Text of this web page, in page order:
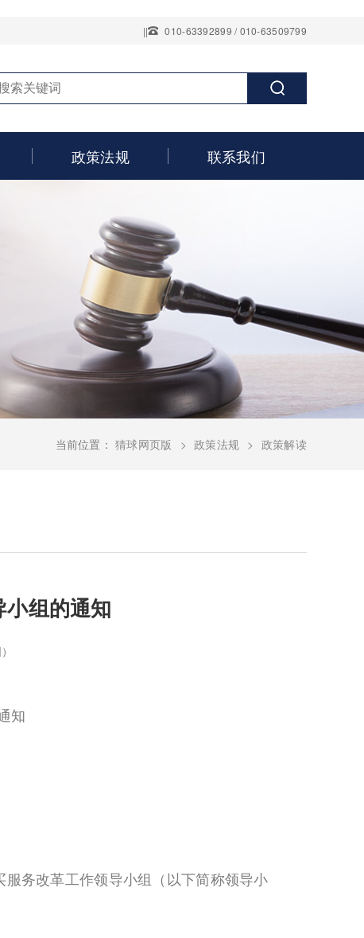
|| 010-63392899 / 010-63509799
政策法规 联系我们
当前位置： 猜球网页版 政策法规 政策解读
组的通知
知
务改革工作领导小组（以下简称领导小